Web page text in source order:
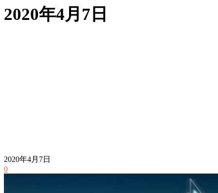
2020年4月7日
2020年4月7日
0